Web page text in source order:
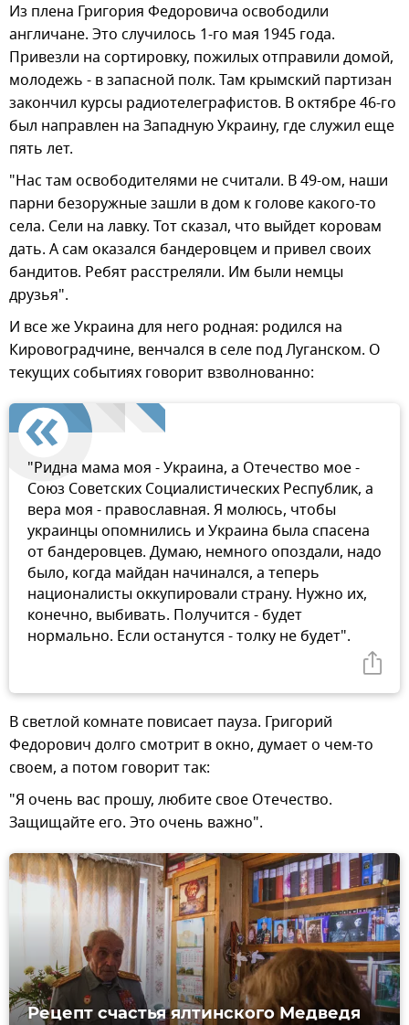
Из плена Григория Федоровича освободили
англичане. Это случилось 1-го мая 1945 года.
Привезли на сортировку, пожилых отправили домой,
молодежь - в запасной полк. Там крымский партизан
закончил курсы радиотелеграфистов. В октябре 46-го
был направлен на Западную Украину, где служил еще
пять лет.
"Нас там освободителями не считали. В 49-ом, наши
парни безоружные зашли в дом к голове какого-то
села. Сели на лавку. Тот сказал, что выйдет коровам
дать. А сам оказался бандеровцем и привел своих
бандитов. Ребят расстреляли. Им были немцы
друзья".
И все же Украина для него родная: родился на
Кировоградчине, венчался в селе под Луганском. О
текущих событиях говорит взволнованно:
"Ридна мама моя - Украина, а Отечество мое -
Союз Советских Социалистических Республик, а
вера моя - православная. Я молюсь, чтобы
украинцы опомнились и Украина была спасена
от бандеровцев. Думаю, немного опоздали, надо
было, когда майдан начинался, а теперь
националисты оккупировали страну. Нужно их,
конечно, выбивать. Получится - будет
нормально. Если останутся - толку не будет".
В светлой комнате повисает пауза. Григорий
Федорович долго смотрит в окно, думает о чем-то
своем, а потом говорит так:
"Я очень вас прошу, любите свое Отечество.
Защищайте его. Это очень важно".
Рецепт счастья ялтинского Медведя